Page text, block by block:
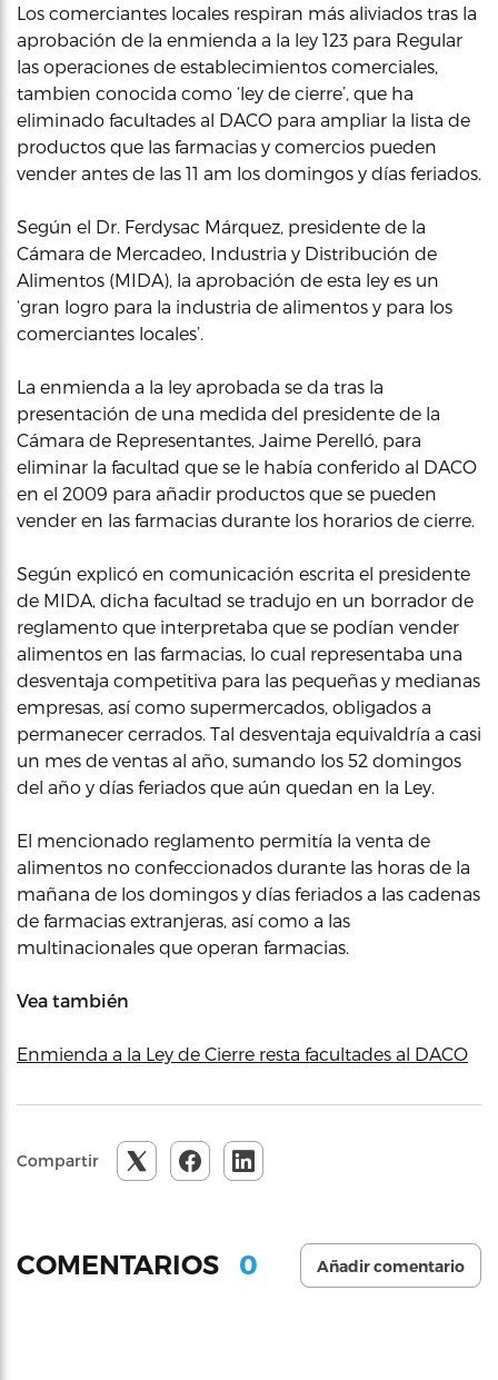
Los comerciantes locales respiran más aliviados tras la
aprobación de la enmienda a la ley 123 para Regular
las operaciones de establecimientos comerciales,
tambien conocida como ‘ley de cierre’, que ha
eliminado facultades al DACO para ampliar la lista de
productos que las farmacias y comercios pueden
vender antes de las 11 am los domingos y días feriados.
Según el Dr. Ferdysac Márquez, presidente de la
Cámara de Mercadeo, Industria y Distribución de
Alimentos (MIDA), la aprobación de esta ley es un
‘gran logro para la industria de alimentos y para los
comerciantes locales’.
La enmienda a la ley aprobada se da tras la
presentación de una medida del presidente de la
Cámara de Representantes, Jaime Perelló, para
eliminar la facultad que se le había conferido al DACO
en el 2009 para añadir productos que se pueden
vender en las farmacias durante los horarios de cierre.
Según explicó en comunicación escrita el presidente
de MIDA, dicha facultad se tradujo en un borrador de
reglamento que interpretaba que se podían vender
alimentos en las farmacias, lo cual representaba una
desventaja competitiva para las pequeñas y medianas
empresas, así como supermercados, obligados a
permanecer cerrados. Tal desventaja equivaldría a casi
un mes de ventas al año, sumando los 52 domingos
del año y días feriados que aún quedan en la Ley.
El mencionado reglamento permitía la venta de
alimentos no confeccionados durante las horas de la
mañana de los domingos y días feriados a las cadenas
de farmacias extranjeras, así como a las
multinacionales que operan farmacias.
Vea también
Enmienda a la Ley de Cierre resta facultades al DACO
Compartir
COMENTARIOS 0 Añadir comentario